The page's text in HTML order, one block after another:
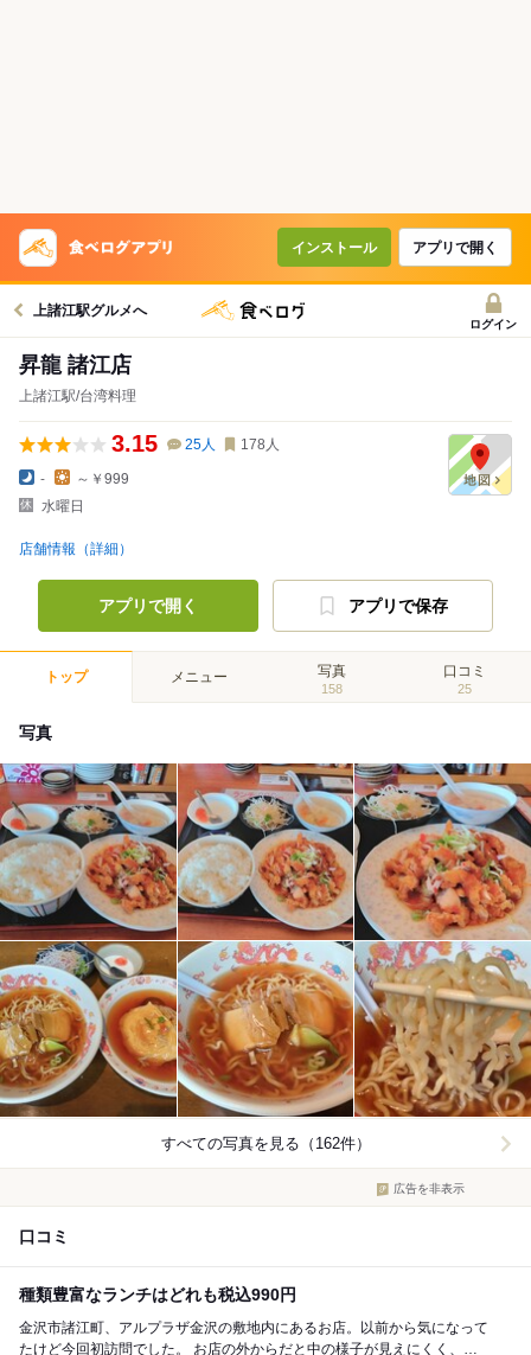
インストール アプリで開く
上諸江駅グルメへ
ログイン
昇龍 諸江店
上諸江駅/台湾料理
3.15 25人 178 人
-
～￥999
水曜日
店舗情報（詳細）
アプリで開く アプリで保存
トップ メニュー 写真
158
口コミ
25
写真
すべての写真を見る（162件）
広告を非表示
口コミ
種類豊富なランチはどれも税込990円
金沢市諸江町、アルプラザ金沢の敷地内にあるお店。以前から気になって
たけど今回初訪問でした。 お店の外からだと中の様子が見えにくく、活